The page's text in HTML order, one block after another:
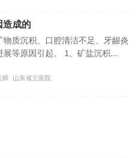
造成的
物质沉积、口腔清洁不足、牙龈炎
展等原因引起。 1、矿盐沉积...
师 山东省立医院